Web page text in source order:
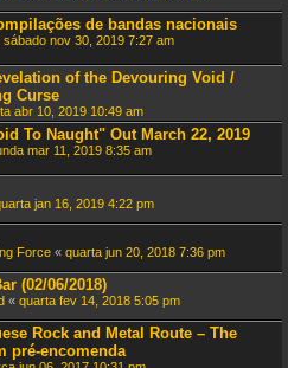
de bandas nacionais
sábado nov 30, 2019 7:27 am
of the Devouring Void /
Curse
abr 10, 2019 10:49 am
To Naught" Out March 22, 2019
mar 11, 2019 8:35 am
jan 16, 2019 4:22 pm
Force « quarta jun 20, 2018 7:36 pm
(02/06/2018)
« quarta fev 14, 2018 5:05 pm
Rock and Metal Route – The
pré-encomenda